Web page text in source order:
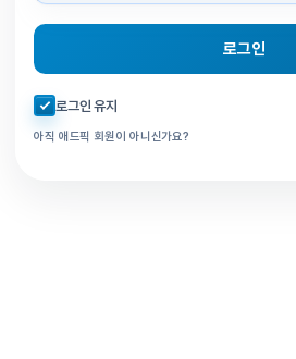
로그인
자동로그인 체크
로그인 유지
아직 애드픽 회원이 아니신가요?